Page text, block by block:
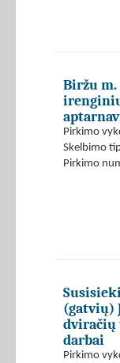
Biržu
Pirkimo
Skelbimo
Pirkimo
(gatvių)
dviračių
darbai
Pirkimo